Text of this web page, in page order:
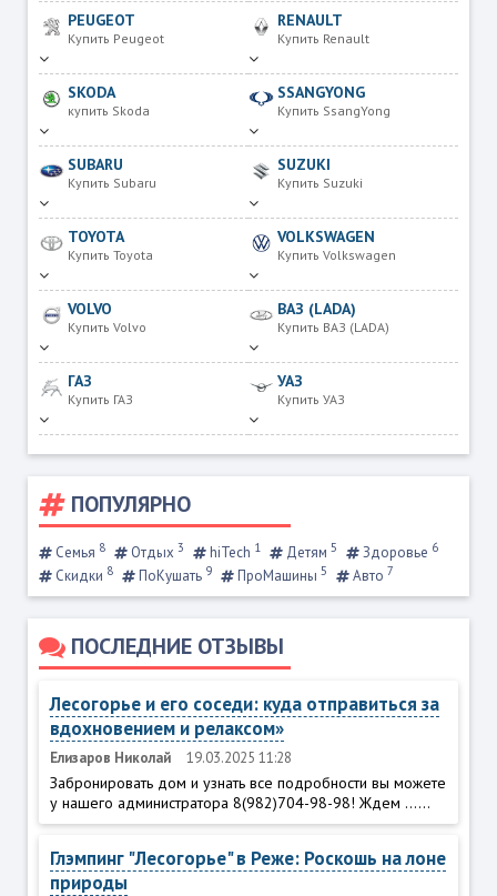
PEUGEOT
Купить Peugeot
RENAULT
Купить Renault
SKODA
купить Skoda
SSANGYONG
Купить SsangYong
SUBARU
Купить Subaru
SUZUKI
Купить Suzuki
TOYOTA
Купить Toyota
VOLKSWAGEN
Купить Volkswagen
VOLVO
Купить Volvo
ВАЗ (LADA)
Купить ВАЗ (LADA)
ГАЗ
Купить ГАЗ
УАЗ
Купить УАЗ
ПОПУЛЯРНО
Семья 8 Отдых 3 hiTech 1 Детям 5 Здоровье 6
Скидки 8 ПоКушать 9 ПроМашины 5 Авто 7
ПОСЛЕДНИЕ ОТЗЫВЫ
Лесогорье и его соседи: куда отправиться за
вдохновением и релаксом»
Елизаров Николай 19.03.2025 11:28
Забронировать дом и узнать все подробности вы можете
у нашего администратора 8(982)704-98-98! Ждем ......
Глэмпинг "Лесогорье" в Реже: Роскошь на лоне
природы